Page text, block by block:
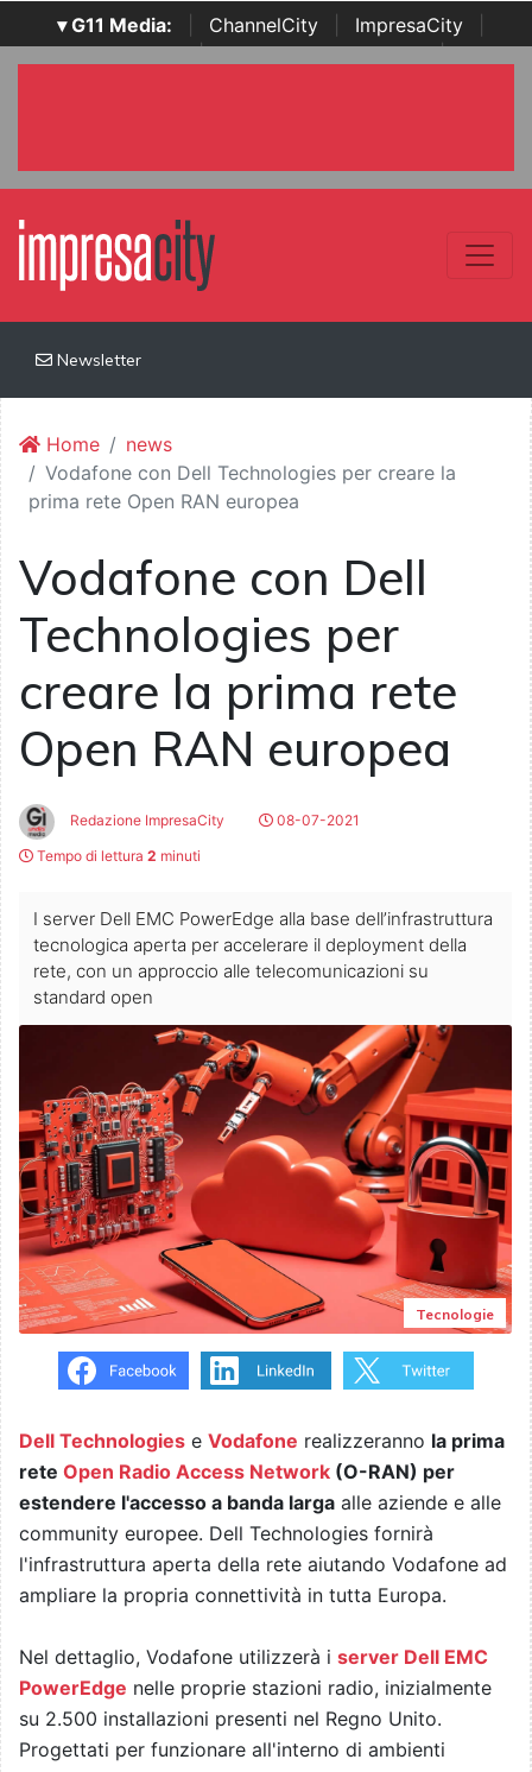
▾ G11 Media: ChannelCity ImpresaCity
SecurityOpenLab | Italian Channel Awards | Italian
Newsletter
Home
news
Vodafone con Dell Technologies per creare la
prima rete Open RAN europea
Vodafone con Dell
Technologies per
creare la prima rete
Open RAN europea
Redazione ImpresaCity
08-07-2021
Tempo di lettura 2 minuti
I server Dell EMC PowerEdge alla base dell’infrastruttura
tecnologica aperta per accelerare il deployment della
rete, con un approccio alle telecomunicazioni su
standard open
Tecnologie
Dell Technologies e Vodafone realizzeranno la prima
rete Open Radio Access Network (O-RAN) per
estendere l'accesso a banda larga alle aziende e alle
community europee. Dell Technologies fornirà
l'infrastruttura aperta della rete aiutando Vodafone ad
ampliare la propria connettività in tutta Europa.
Nel dettaglio, Vodafone utilizzerà i server Dell EMC
PowerEdge nelle proprie stazioni radio, inizialmente
su 2.500 installazioni presenti nel Regno Unito.
Progettati per funzionare all'interno di ambienti